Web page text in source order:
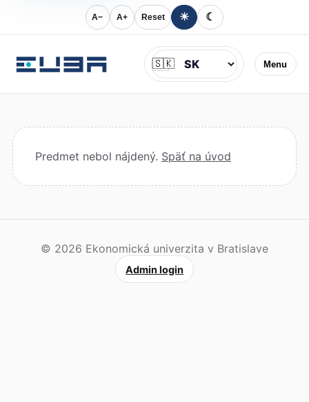
A− A+ Reset ☀ ☾
Menu
Jazyk
🇸🇰
Predmet nebol nájdený. Späť na úvod
© 2026 Ekonomická univerzita v Bratislave
Admin login